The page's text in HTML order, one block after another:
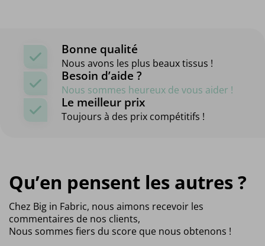
Bonne qualité
Nous avons les plus beaux tissus !
Besoin d’aide ?
Nous sommes heureux de vous aider !
Le meilleur prix
Toujours à des prix compétitifs !
Qu’en pensent les autres ?
Chez Big in Fabric, nous aimons recevoir les
commentaires de nos clients,
Nous sommes fiers du score que nous obtenons !